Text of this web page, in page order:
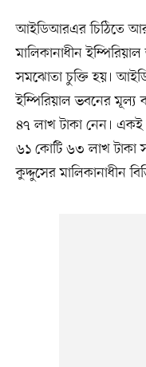
আইডিআরএর চিঠিতে
মালিকানাধীন
সমঝোতা চুক্তি হয়।
ইম্পিরিয়াল ভবনের
৪৭ লাখ টাকা নেন।
৬১ কোটি ৬৩ লাখ টাকা
কুদ্দুসের মালিকানাধীন